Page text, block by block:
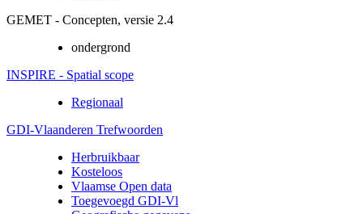
GEMET - Concepten, versie 2.4
ondergrond
INSPIRE - Spatial scope
Regionaal
GDI-Vlaanderen Trefwoorden
Herbruikbaar
Kosteloos
Vlaamse Open data
Toegevoegd GDI-Vl